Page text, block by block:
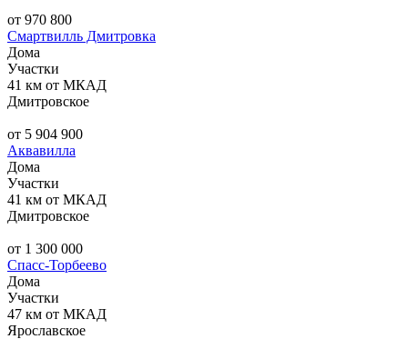
от 970 800
Смартвилль Дмитровка
Дома
Участки
41 км от МКАД
Дмитровское
от 5 904 900
Аквавилла
Дома
Участки
41 км от МКАД
Дмитровское
от 1 300 000
Спасс-Торбеево
Дома
Участки
47 км от МКАД
Ярославское